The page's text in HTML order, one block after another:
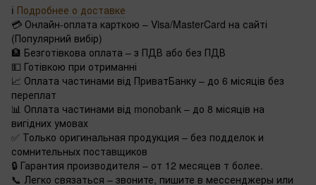
ℹ️ Подробнее о доставке
💳 Онлайн-оплата карткою – Visa/MasterCard на сайті
(Популярний вибір)
🏦 Безготівкова оплата – з ПДВ або без ПДВ
💵 Готівкою при отриманні
📈 Оплата частинами від ПриватБанку – до 6 місяців без
переплат
📊 Оплата частинами від monobank – до 8 місяців на
вигідних умовах
✅ Только оригинальная продукция – без подделок и
сомнительных поставщиков
🔒 Гарантия производителя – от 12 месяцев т более.
📞 Легко связаться – звоните, пишите в мессенджеры или